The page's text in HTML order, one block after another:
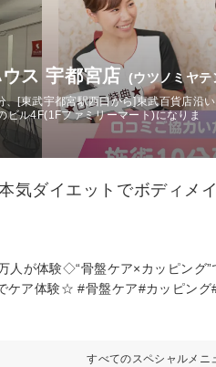
ス 宇都宮店 (ウツノミヤテ
[東武宇都宮駅西口から]東武百貨店沿い
ビル4F(1Fファミリーマート)になりま
気ダイエットでボディメ
人が体験◇“骨盤ケア×カッピング”
ケア体験☆ #骨盤ケア#カッピング
すべてのスペシャルメニ